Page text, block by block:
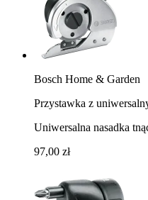
Bosch Home & Garden
Przystawka z
Uniwersalna nasadka
97,00 zł